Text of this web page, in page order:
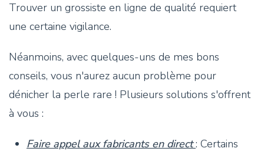
Trouver un grossiste en ligne de qualité requiert
une certaine vigilance.
Néanmoins, avec quelques-uns de mes bons
conseils, vous n'aurez aucun problème pour
dénicher la perle rare ! Plusieurs solutions s'offrent
à vous :
Faire appel aux fabricants en direct : Certains